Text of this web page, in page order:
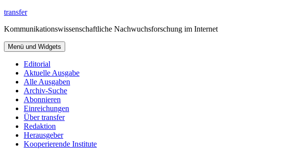
Zum
springen
transfer
Kommunikationswissenschaftliche Nachwuchsforschung im Internet
Menü und Widgets
Editorial
Aktuelle Ausgabe
Alle Ausgaben
Archiv-Suche
Abonnieren
Einreichungen
Über transfer
Redaktion
Herausgeber
Kooperierende Institute